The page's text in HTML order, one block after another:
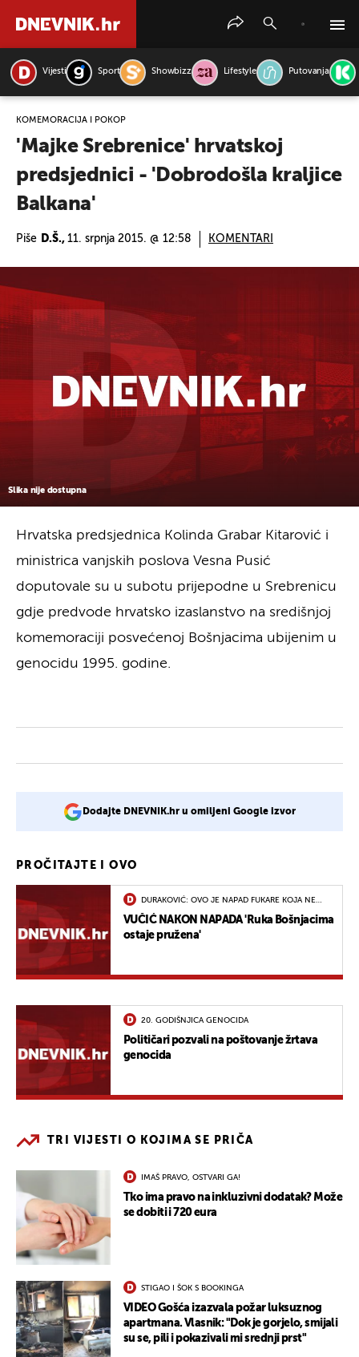
Vijesti Sport Showbizz Lifestyle Putovanja
KOMEMORACIJA I POKOP
'Majke Srebrenice' hrvatskoj
predsjednici - 'Dobrodošla kraljice
Balkana'
Piše D.Š., 11. srpnja 2015. @ 12:58 KOMENTARI
Slika nije dostupna
Hrvatska predsjednica Kolinda Grabar Kitarović i
ministrica vanjskih poslova Vesna Pusić
doputovale su u subotu prijepodne u Srebrenicu
gdje predvode hrvatsko izaslanstvo na središnjoj
komemoraciji posvećenoj Bošnjacima ubijenim u
genocidu 1995. godine.
Dodajte DNEVNIK.hr u omiljeni Google izvor
PROČITAJTE I OVO
DURAKOVIĆ: OVO JE NAPAD FUKARE KOJA NE
VUČIĆ NAKON NAPADA 'Ruka Bošnjacima
ostaje pružena'
20. GODIŠNJICA GENOCIDA
Političari pozvali na poštovanje žrtava
genocida
TRI VIJESTI O KOJIMA SE PRIČA
IMAŠ PRAVO, OSTVARI GA!
Tko ima pravo na inkluzivni dodatak? Može
se dobiti i 720 eura
STIGAO I ŠOK S BOOKINGA
VIDEO Gošća izazvala požar luksuznog
apartmana. Vlasnik: "Dok je gorjelo, smijali
su se, pili i pokazivali mi srednji prst"
PRETRAŽITE VIJESTI